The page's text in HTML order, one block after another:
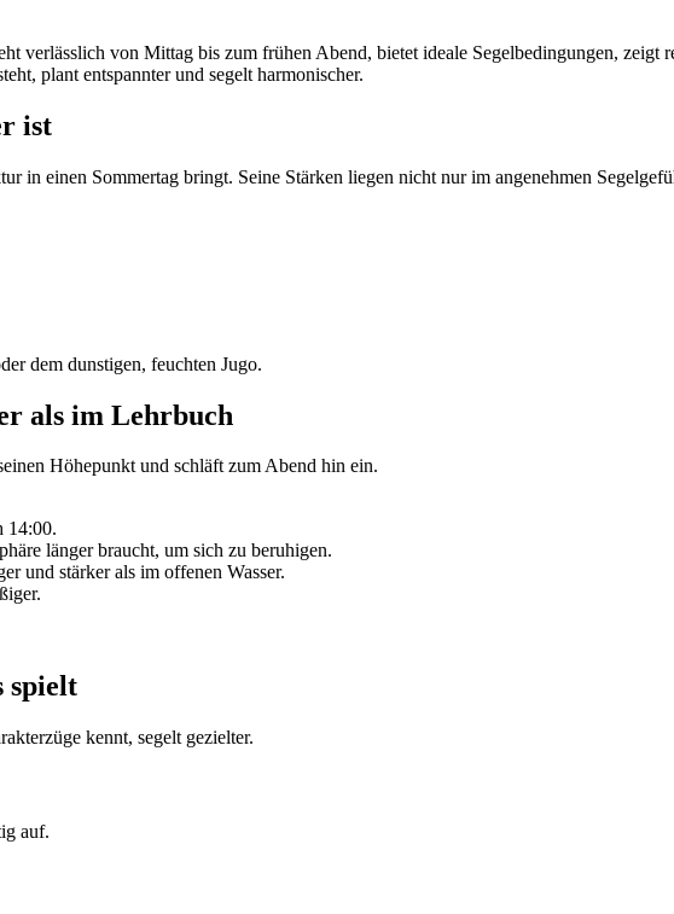
verlässlich von Mittag bis zum frühen Abend, bietet ideale Segelbedingungen, zeigt
plant entspannter und segelt harmonischer.
ist
in einen Sommertag bringt. Seine Stärken liegen nicht nur im angenehmen
dem dunstigen, feuchten Jugo.
als im Lehrbuch
Höhepunkt und schläft zum Abend hin ein.
14:00.
länger braucht, um sich zu beruhigen.
und stärker als im offenen Wasser.
spielt
kennt, segelt gezielter.
auf.